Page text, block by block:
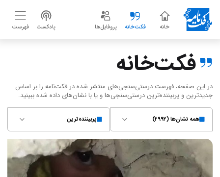
خانه فکت‌خانه پروفایل‌ها پادکست فهرست
فکت‌خانه
در این صفحه، فهرست درستی‌سنجی‌های منتشر شده در فکت‌نامه را بر اساس
جدیدترین و پربیننده‌ترین درستی‌سنجی‌ها و یا با نشان‌های داده شده ببینید.
همه نشان‌ها (۲۹۹۲) پربیننده‌ترین